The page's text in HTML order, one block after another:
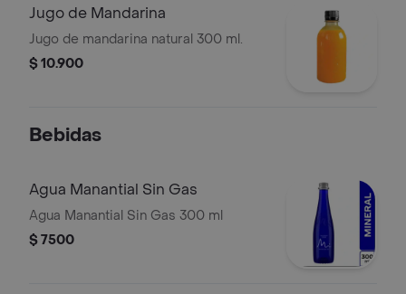
Jugo de Mandarina
Jugo de mandarina natural 300 ml.
$ 10.900
Bebidas
Agua Manantial Sin Gas
Agua Manantial Sin Gas 300 ml
$ 7500